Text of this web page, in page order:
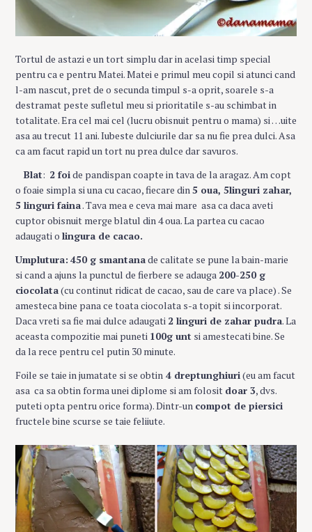
Tortul de astazi e un tort simplu dar in acelasi timp special
pentru ca e pentru Matei. Matei e primul meu copil si atunci cand
l-am nascut, pret de o secunda timpul s-a oprit, soarele s-a
destramat peste sufletul meu si prioritatile s-au schimbat in
totalitate. Era cel mai cel (lucru obisnuit pentru o mama) si …uite
asa au trecut 11 ani. Iubeste dulciurile dar sa nu fie prea dulci. Asa
ca am facut rapid un tort nu prea dulce dar savuros.
Blat: 2 foide pandispan coapte in tava de la aragaz. Am copt
o foaie simpla si una cu cacao, fiecare din5 oua, 5linguri zahar,
5 linguri faina. Tava mea e ceva mai mare asa ca daca aveti
cuptor obisnuit merge blatul din 4 oua. La partea cu cacao
adaugati o lingura de cacao.
Umplutura: 450 g smantanade calitate se pune la bain-marie
si cand a ajuns la punctul de fierbere se adauga 200-250 g
ciocolata(cu continut ridicat de cacao, sau de care va place) . Se
amesteca bine pana ce toata ciocolata s-a topit si incorporat.
Daca vreti sa fie mai dulce adaugati 2 linguri de zahar pudra. La
aceasta compozitie mai puneti 100g unt si amestecati bine. Se
da la rece pentru cel putin 30 minute.
Foile se taie in jumatate si se obtin 4 dreptunghiuri(eu am facut
asa ca sa obtin forma unei diplome si am folosit doar 3, dvs.
puteti opta pentru orice forma). Dintr-un compot de piersici
fructele bine scurse se taie feliiute.